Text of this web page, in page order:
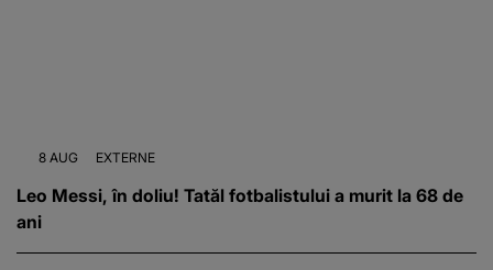
8 AUG EXTERNE
Leo Messi, în doliu! Tatăl fotbalistului a murit la 68 de
ani